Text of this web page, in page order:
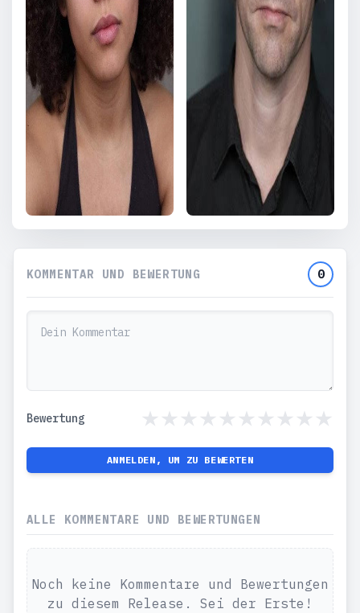
KOMMENTAR UND BEWERTUNG 0
Bewertung
ANMELDEN, UM ZU BEWERTEN
ALLE KOMMENTARE UND BEWERTUNGEN
Noch keine Kommentare und Bewertungen
zu diesem Release. Sei der Erste!